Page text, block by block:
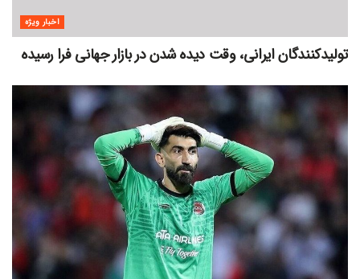
اخبار ویژه
تولیدکنندگان ایرانی، وقت دیده شدن در بازار جهانی فرا رسیده